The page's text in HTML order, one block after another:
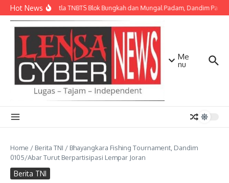
Lewati ke konten
Hot NewsApi Karhutla TNBTS Blok Bungkah dan Mungal Padam, Dandim
Me
nu
Home / Berita TNI / Bhayangkara Fishing Tournament, Dandim
0105/Abar Turut Berpartisipasi Lempar Joran
Berita TNI